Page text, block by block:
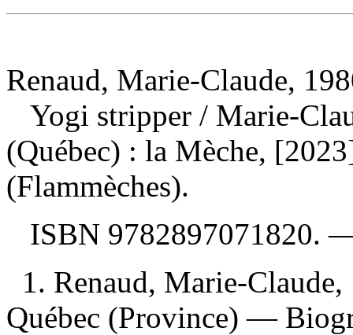
Renaud, Marie-Claude,
Yogi stripper / Marie-
(Québec) : la Mèche,
(Flammèches).
ISBN 9782897071820.
1. Renaud, Marie-
Québec (Province) —